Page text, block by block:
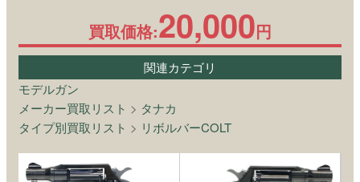
買取価格:20,000円
関連カテゴリ
モデルガン
メーカー買取リスト > タナカ
タイプ別買取リスト > リボルバーCOLT